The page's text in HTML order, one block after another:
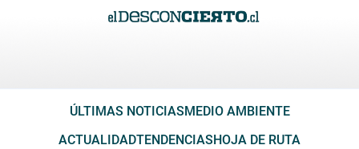
ÚLTIMAS NOTICIAS MEDIO AMBIENTE
ACTUALIDADTENDENCIAS HOJA DE RUTA